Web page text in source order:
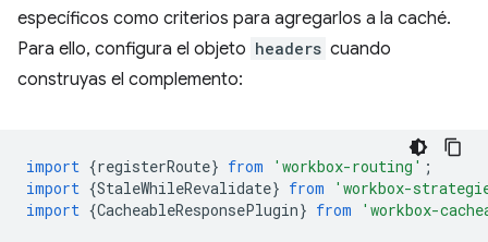
específicos como criterios para agregarlos a la caché.
Para ello, configura el objeto headers cuando
construyas el complemento:
import {registerRoute} from 'workbox-routing' ;
import {StaleWhileRevalidate} from
'workbox-
import {CacheableResponsePlugin} from 'workbox-